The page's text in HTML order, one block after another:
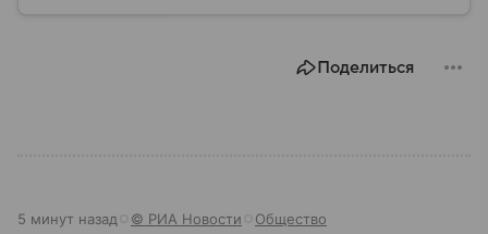
Поделиться
5 минут назад © РИА Новости Общество